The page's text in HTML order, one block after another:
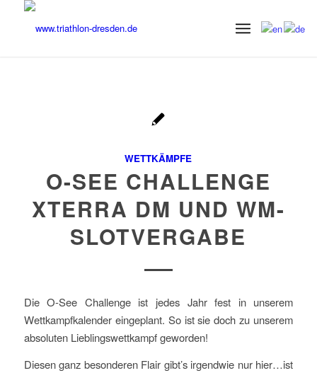
WETTKÄMPFE
O-SEE CHALLENGE
XTERRA DM UND WM-
SLOTVERGABE
Die O-See Challenge ist jedes Jahr fest in unserem
Wettkampfkalender eingeplant. So ist sie doch zu unserem
absoluten Lieblingswettkampf geworden!
Diesen ganz besonderen Flair gibt’s irgendwie nur hier…ist